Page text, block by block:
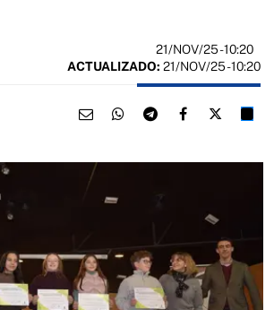
21/NOV/25- 10:20
ACTUALIZADO: 21/NOV/25 - 10:20